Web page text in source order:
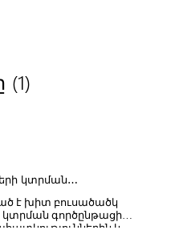
(1)
կտրման
է խիտ բուսածածկ
կտրման գործընթացի
և